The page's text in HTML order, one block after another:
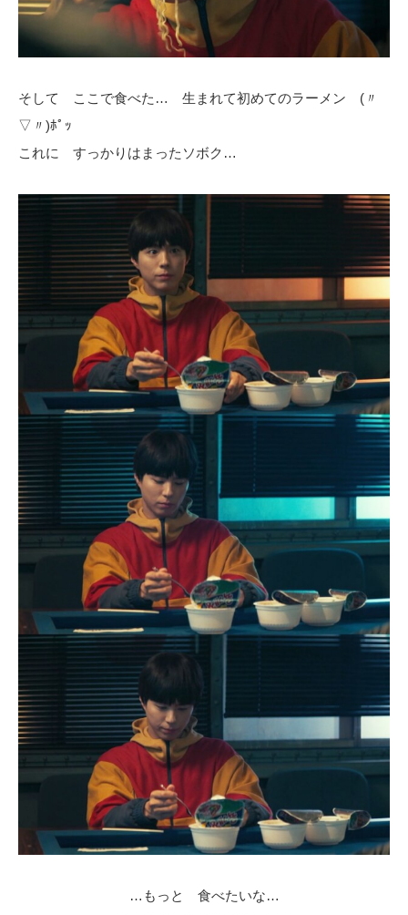
そして ここで食べた… 生まれて初めてのラーメン (〃
▽〃)ﾎﾟｯ
これに すっかりはまったソボク…
…もっと 食べたいな…